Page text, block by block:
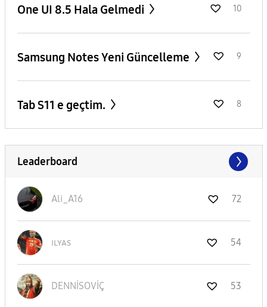
One UI 8.5 Hala Gelmedi 10
Samsung Notes Yeni Güncelleme 9
Tab S11 e geçtim. 8
Leaderboard
Ali_A16 72
ɪʟʏᴀs 54
DENNİSOVİÇ 53